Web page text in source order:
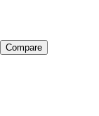
Compare